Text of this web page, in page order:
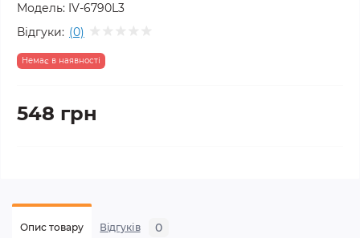
Модель: IV-6790L3
Відгуки: (0)
Немає в наявності
548 грн
Опис товару Відгуків 0